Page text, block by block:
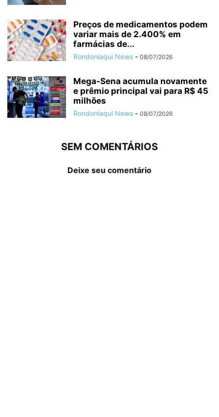
Preços de medicamentos podem
variar mais de 2.400% em
farmácias de...
Rondoniaqui News - 08/07/2026
Mega-Sena acumula novamente
e prêmio principal vai para R$ 45
milhões
Rondoniaqui News - 08/07/2026
SEM COMENTÁRIOS
Deixe seu comentário